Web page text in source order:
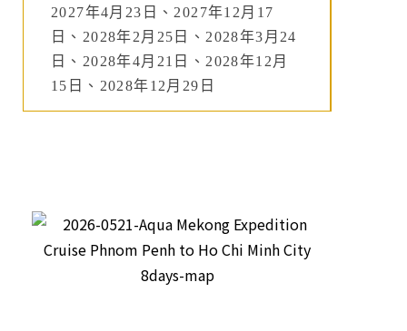
2027年4月23日、2027年12月17
日、2028年2月25日、2028年3月24
日、2028年4月21日、2028年12月
15日、2028年12月29日